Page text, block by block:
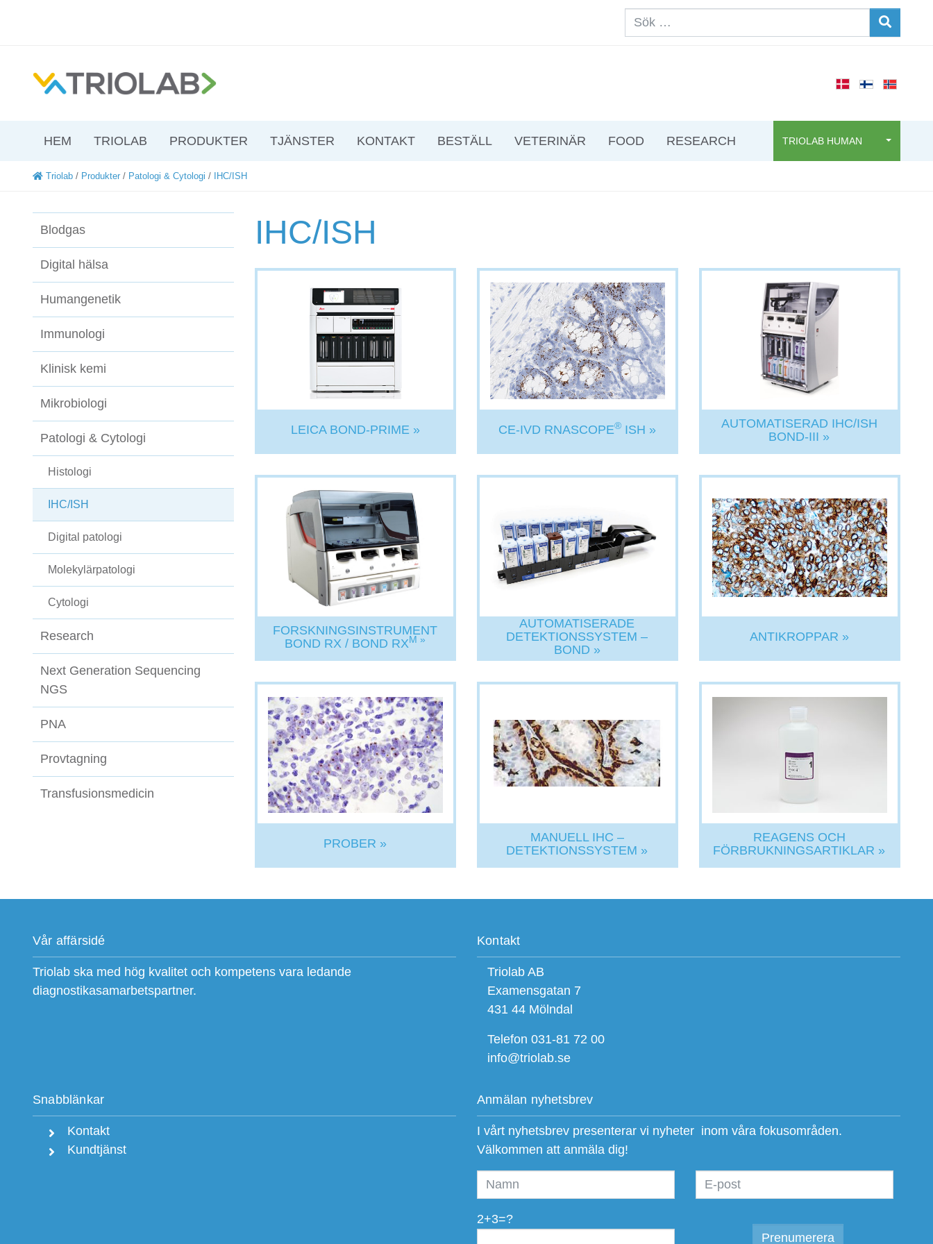
HEM TRIOLAB PRODUKTER TJÄNSTER KONTAKT BESTÄLL VETERINÄR FOOD RESEARCH TRIOLAB HUMAN
Triolab / Produkter / Patologi & Cytologi / IHC/ISH
Blodgas
Digital hälsa
Humangenetik
Immunologi
Klinisk kemi
Mikrobiologi
Patologi & Cytologi
Histologi
IHC/ISH
Digital patologi
Molekylärpatologi
Cytologi
Research
Next Generation Sequencing
NGS
PNA
Provtagning
Transfusionsmedicin
IHC/ISH
LEICA BOND-PRIME » CE-IVD RNASCOPE®ISH »
AUTOMATISERAD IHC/ISH
BOND-III »
FORSKNINGSINSTRUMENT
BOND RX / BOND RXM »
AUTOMATISERADE
DETEKTIONSSYSTEM –
BOND »
ANTIKROPPAR »
PROBER »
MANUELL IHC –
DETEKTIONSSYSTEM »
REAGENS OCH
FÖRBRUKNINGSARTIKLAR »
Vår affärsidé
Triolab ska med hög kvalitet och kompetens vara ledande
diagnostikasamarbetspartner.
Kontakt
Triolab AB
Examensgatan 7
431 44 Mölndal
Telefon 031-81 72 00
info@triolab.se
Snabblänkar
Kontakt
Kundtjänst
Anmälan nyhetsbrev
I vårt nyhetsbrev presenterar vi nyheter inom våra fokusområden.
Välkommen att anmäla dig!
2+3=?